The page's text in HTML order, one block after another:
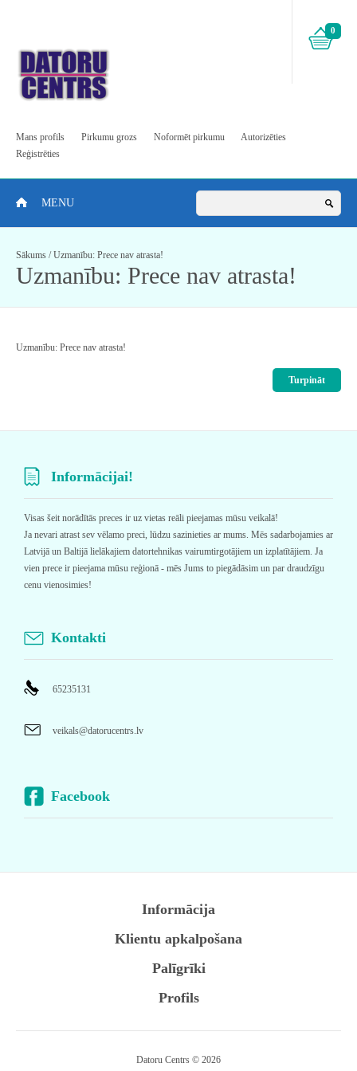
0
Mans profils Pirkumu grozs Noformēt pirkumu
Autorizēties
Reģistrēties
MENU
Sākums /Uzmanību: Prece nav atrasta!
Uzmanību: Prece nav atrasta!
Uzmanību: Prece nav atrasta!
Turpināt
Informācijai!
Visas šeit norādītās preces ir uz vietas reāli pieejamas mūsu veikalā!
Ja nevari atrast sev vēlamo preci, lūdzu sazinieties ar mums. Mēs sadarbojamies ar
Latvijā un Baltijā lielākajiem datortehnikas vairumtirgotājiem un izplatītājiem. Ja
vien prece ir pieejama mūsu reģionā - mēs Jums to piegādāsim un par draudzīgu
cenu vienosimies!
Kontakti
65235131
veikals@datorucentrs.lv
Facebook
Informācija
Klientu apkalpošana
Palīgrīki
Profils
Datoru Centrs © 2026